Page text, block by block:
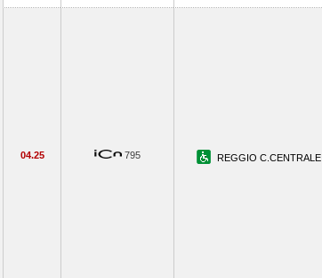
04.25 795 REGGIO C.CENTRALE